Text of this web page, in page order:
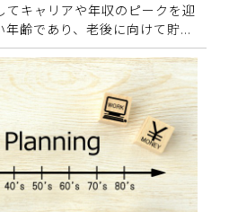
てキャリアや年収のピークを迎
齢であり、老後に向けて貯...